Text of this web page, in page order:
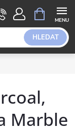
HLEDAT
NÁKUPNÍ
KOŠÍK
Marble